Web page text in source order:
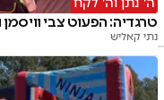
טרגדיה: הפעוט צבי
נתי קאליש